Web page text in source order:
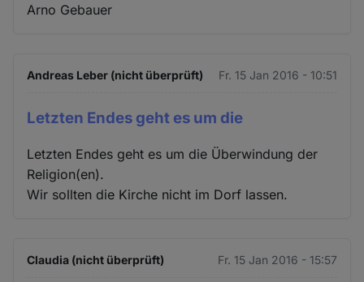
Arno Gebauer
Andreas Leber (nicht überprüft) Fr. 15 Jan 2016 - 10:51
Letzten Endes geht es um die
Letzten Endes geht es um die Überwindung der
Religion(en).
Wir sollten die Kirche nicht im Dorf lassen.
Claudia (nicht überprüft) Fr. 15 Jan 2016 - 15:57